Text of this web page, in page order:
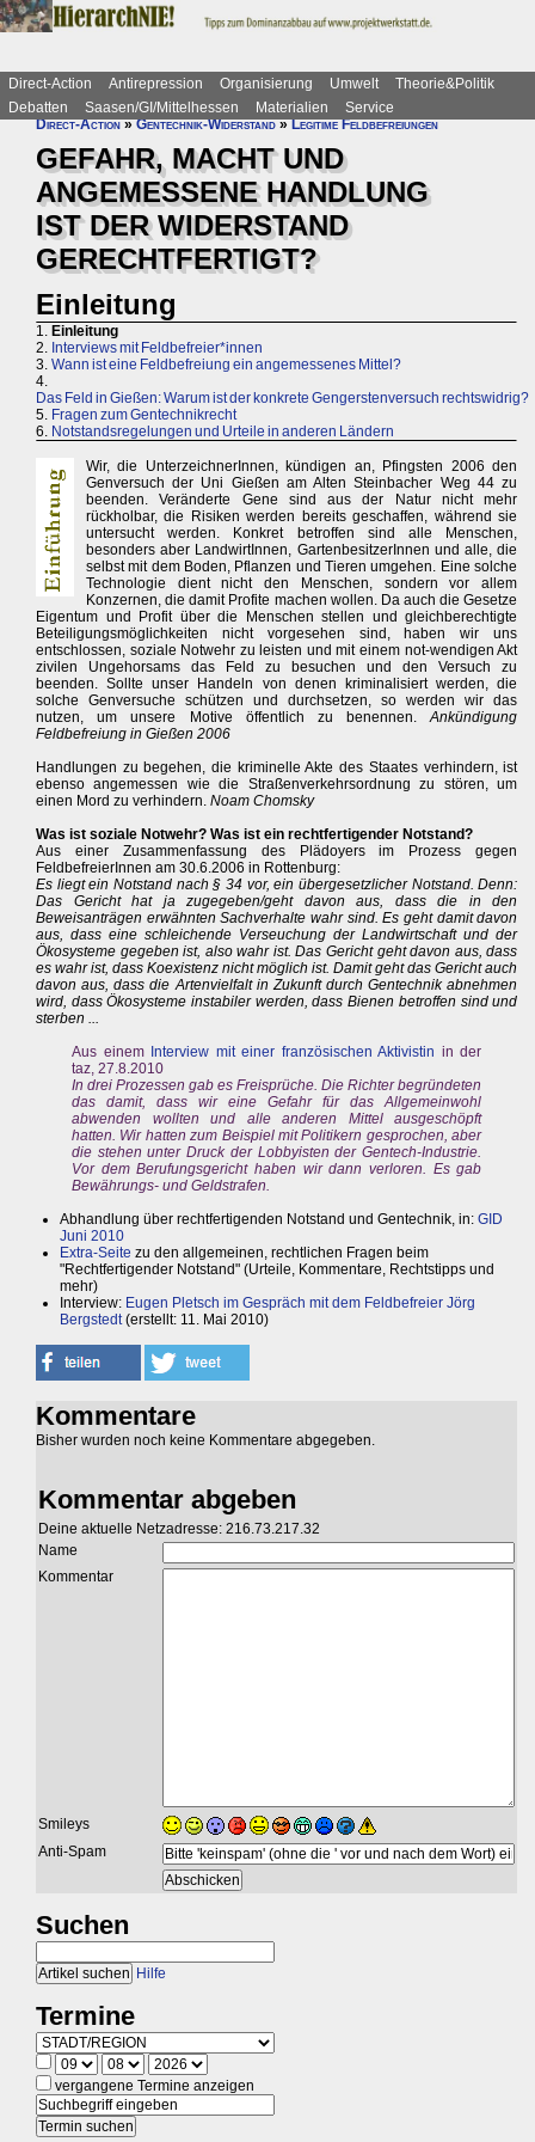
Direct-Action Antirepression Organisierung Umwelt
Theorie&Politik
Debatten
Saasen/GI/Mittelhessen Materialien
Service
Direct-Action»Gentechnik-Widerstand»Legitime Feldbefreiungen
GEFAHR, MACHT UND
ANGEMESSENE HANDLUNG
IST DER WIDERSTAND
GERECHTFERTIGT?
Einleitung
1. Einleitung
2. Interviews mit Feldbefreier*innen
3. Wann ist eine Feldbefreiung ein angemessenes Mittel?
4.
Das Feld in Gießen: Warum ist der konkrete Gengerstenversuch rechtswidrig?
5. Fragen zum Gentechnikrecht
6. Notstandsregelungen und Urteile in anderen Ländern
Wir, die UnterzeichnerInnen, kündigen an, Pfingsten 2006 den
Genversuch der Uni Gießen am Alten Steinbacher Weg 44 zu
beenden. Veränderte Gene sind aus der Natur nicht mehr
rückholbar, die Risiken werden bereits geschaffen, während sie
untersucht werden. Konkret betroffen sind alle Menschen,
besonders aber LandwirtInnen, GartenbesitzerInnen und alle, die
selbst mit dem Boden, Pflanzen und Tieren umgehen. Eine solche
Technologie dient nicht den Menschen, sondern vor allem
Konzernen, die damit Profite machen wollen. Da auch die Gesetze
Eigentum und Profit über die Menschen stellen und gleichberechtigte
Beteiligungsmöglichkeiten nicht vorgesehen sind, haben wir uns
entschlossen, soziale Notwehr zu leisten und mit einem not-wendigen Akt
zivilen Ungehorsams das Feld zu besuchen und den Versuch zu
beenden. Sollte unser Handeln von denen kriminalisiert werden, die
solche Genversuche schützen und durchsetzen, so werden wir das
nutzen, um unsere Motive öffentlich zu benennen.Ankündigung
Feldbefreiung in Gießen 2006
Handlungen zu begehen, die kriminelle Akte des Staates verhindern, ist
ebenso angemessen wie die Straßenverkehrsordnung zu stören, um
einen Mord zu verhindern. Noam Chomsky
Was ist soziale Notwehr? Was ist ein rechtfertigender Notstand?
Aus einer Zusammenfassung des Plädoyers im Prozess gegen
FeldbefreierInnen am 30.6.2006 in Rottenburg:
Es liegt ein Notstand nach § 34 vor, ein übergesetzlicher Notstand. Denn:
Das Gericht hat ja zugegeben/geht davon aus, dass die in den
Beweisanträgen erwähnten Sachverhalte wahr sind. Es geht damit davon
aus, dass eine schleichende Verseuchung der Landwirtschaft und der
Ökosysteme gegeben ist, also wahr ist. Das Gericht geht davon aus, dass
es wahr ist, dass Koexistenz nicht möglich ist. Damit geht das Gericht auch
davon aus, dass die Artenvielfalt in Zukunft durch Gentechnik abnehmen
wird, dass Ökosysteme instabiler werden, dass Bienen betroffen sind und
sterben ...
Aus einem Interview mit einer französischen Aktivistin in der
taz, 27.8.2010
In drei Prozessen gab es Freisprüche. Die Richter begründeten
das damit, dass wir eine Gefahr für das Allgemeinwohl
abwenden wollten und alle anderen Mittel ausgeschöpft
hatten. Wir hatten zum Beispiel mit Politikern gesprochen, aber
die stehen unter Druck der Lobbyisten der Gentech-Industrie.
Vor dem Berufungsgericht haben wir dann verloren. Es gab
Bewährungs- und Geldstrafen.
Abhandlung über rechtfertigenden Notstand und Gentechnik, in: GID
Juni 2010
Extra-Seite zu den allgemeinen, rechtlichen Fragen beim
"Rechtfertigender Notstand" (Urteile, Kommentare, Rechtstipps und
mehr)
Interview: Eugen Pletsch im Gespräch mit dem Feldbefreier Jörg
Bergstedt(erstellt: 11. Mai 2010)
Kommentare
Bisher wurden noch keine Kommentare abgegeben.
Kommentar abgeben
Deine aktuelle Netzadresse: 216.73.217.32
Name
Kommentar
Smileys
Anti-Spam
Suchen
Hilfe
Termine
vergangene Termine anzeigen